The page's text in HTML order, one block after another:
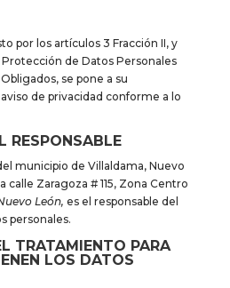
por los artículos 3 Fracción II, y
de Datos Personales
se pone a su
de privacidad conforme a lo
RESPONSABLE
municipio de Villaldama, Nuevo
calle Zaragoza # 115, Zona Centro
León, es el responsable del
personales.
TRATAMIENTO PARA
LOS DATOS